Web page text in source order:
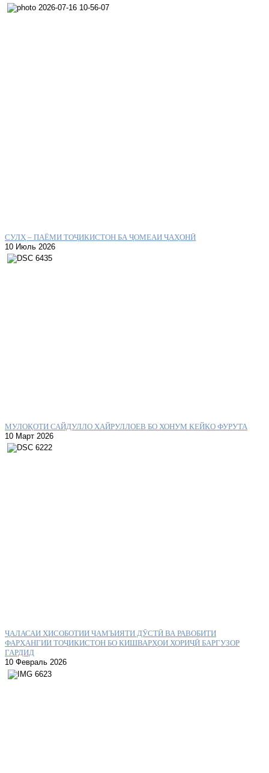
СУЛҲ – ПАЁМИ ТОҶИКИСТОН БА ҶОМЕАИ ҶАҲОНӢ
10 Июль 2026
МУЛОҚОТИ САЙДУЛЛО ХАЙРУЛЛОЕВ БО ХОНУМ КЕЙКО ФУРУТА
10 Март 2026
ҶАЛАСАИ ҲИСОБОТИИ ҶАМЪИЯТИ ДӮСТӢ ВА РАВОБИТИ
ФАРҲАНГИИ ТОҶИКИСТОН БО КИШВАРҲОИ ХОРИҶӢ БАРГУЗОР
ГАРДИД
10 Февраль 2026